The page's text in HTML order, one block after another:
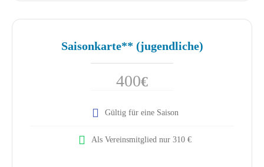
Saisonkarte** (jugendliche)
400€
Gültig für eine Saison
Als Vereinsmitglied nur 310 €